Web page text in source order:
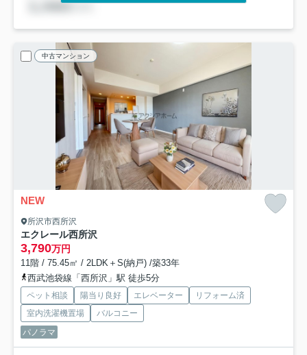
中古マンション
NEW
所沢市西所沢
エクレール西所沢
3,790万円
11階 / 75.45㎡ / 2LDK＋S(納戸) /築33年
西武池袋線「西所沢」駅 徒歩5分
ペット相談 陽当り良好 エレベーター
リフォーム済
室内洗濯機置場
バルコニー
パノラマ